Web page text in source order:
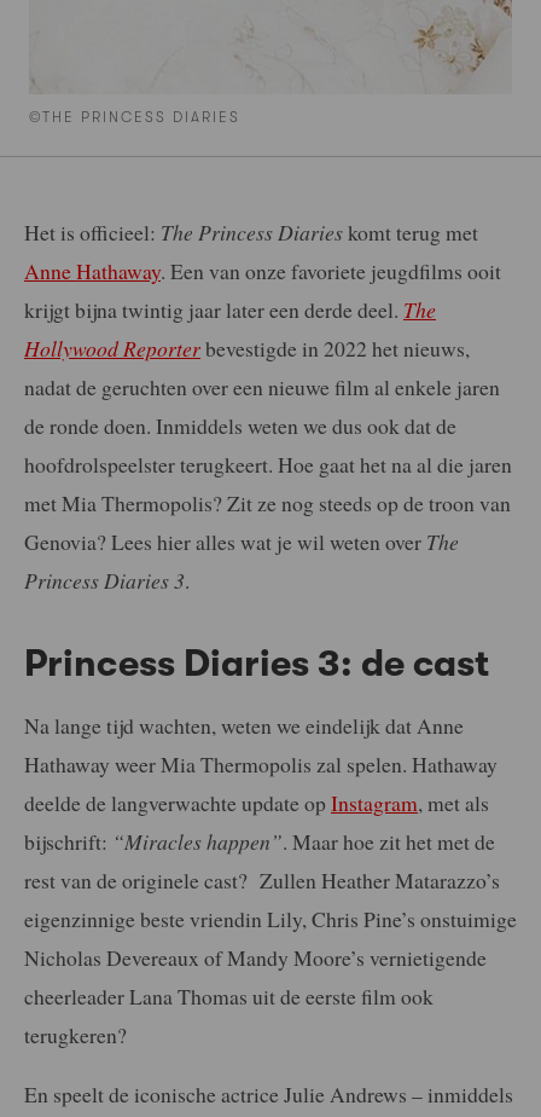
©THE PRINCESS DIARIES
Het is officieel: The Princess Diarieskomt terug met
Anne Hathaway. Een van onze favoriete jeugdfilms ooit
krijgt bijna twintig jaar later een derde deel. The
Hollywood Reporterbevestigde in 2022 het nieuws,
nadat de geruchten over een nieuwe film al enkele jaren
de ronde doen. Inmiddels weten we dus ook dat de
hoofdrolspeelster terugkeert. Hoe gaat het na al die jaren
met Mia Thermopolis? Zit ze nog steeds op de troon van
Genovia? Lees hier alles wat je wil weten over The
Princess Diaries 3.
Princess Diaries 3: de cast
Na lange tijd wachten, weten we eindelijk dat Anne
Hathaway weer Mia Thermopolis zal spelen. Hathaway
deelde de langverwachte update op Instagram, met als
bijschrift: “Miracles happen”. Maar hoe zit het met de
rest van de originele cast? Zullen Heather Matarazzo’s
eigenzinnige beste vriendin Lily, Chris Pine’s onstuimige
Nicholas Devereaux of Mandy Moore’s vernietigende
cheerleader Lana Thomas uit de eerste film ook
terugkeren?
En speelt de iconische actrice Julie Andrews – inmiddels